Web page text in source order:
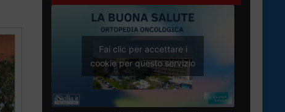
Fai clic per accettare i
cookie per questo servizio